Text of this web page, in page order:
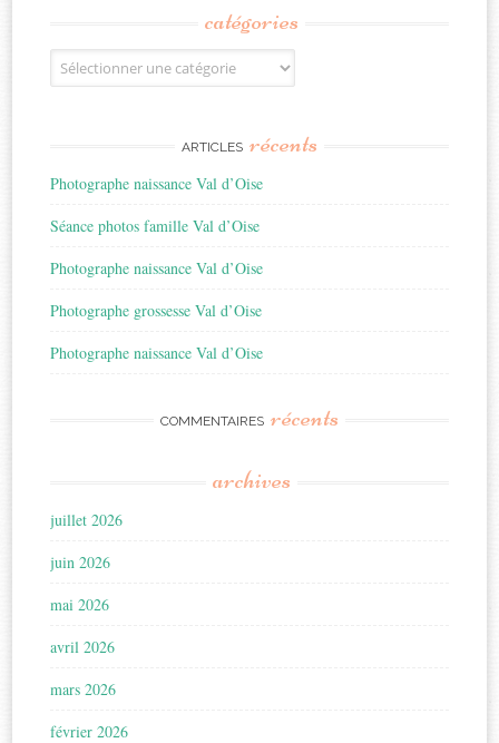
catégories
Catégories
ARTICLES récents
Photographe naissance Val d’Oise
Séance photos famille Val d’Oise
Photographe naissance Val d’Oise
Photographe grossesse Val d’Oise
Photographe naissance Val d’Oise
COMMENTAIRES récents
archives
juillet 2026
juin 2026
mai 2026
avril 2026
mars 2026
février 2026